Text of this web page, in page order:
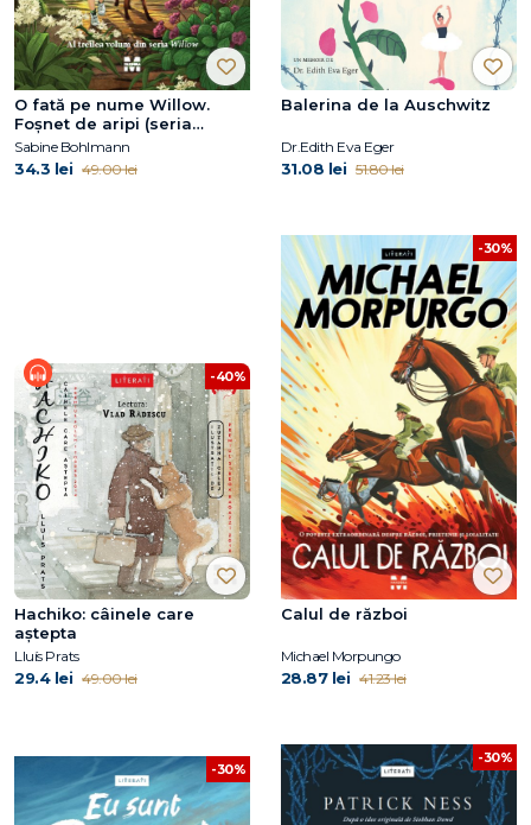
O fată pe nume Willow.
Foșnet de aripi (seria
Willow, vol.3)
Sabine Bohlmann
34.3 lei 49.00 lei
Balerina de la Auschwitz
Dr.Edith Eva Eger
31.08 lei 51.80 lei
-40%
Hachiko: câinele care
aştepta
Lluís Prats
29.4 lei 49.00 lei
-30%
Calul de război
Michael Morpungo
28.87 lei 41.23 lei
-30%
-30%